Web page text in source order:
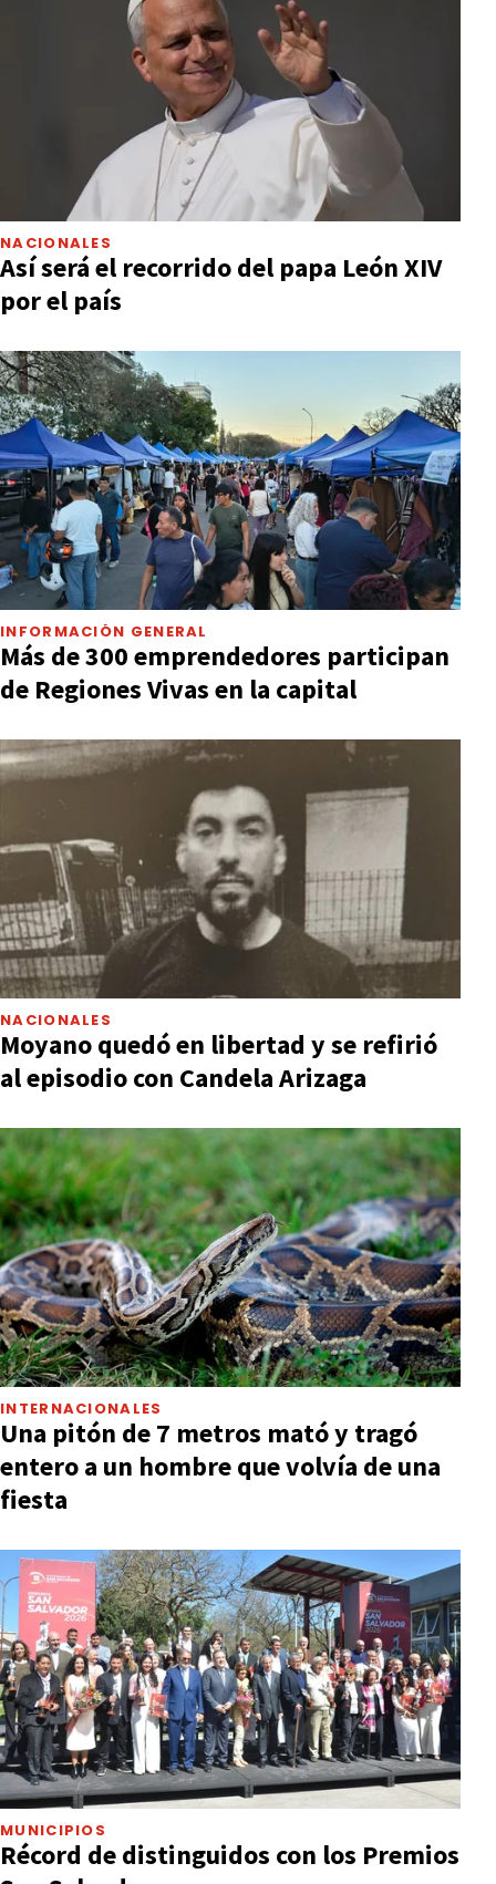
NACIONALES
Así será el recorrido del papa León XIV
por el país
INFORMACIÓN GENERAL
Más de 300 emprendedores participan
de Regiones Vivas en la capital
NACIONALES
Moyano quedó en libertad y se refirió
al episodio con Candela Arizaga
INTERNACIONALES
Una pitón de 7 metros mató y tragó
entero a un hombre que volvía de una
fiesta
MUNICIPIOS
Récord de distinguidos con los Premios